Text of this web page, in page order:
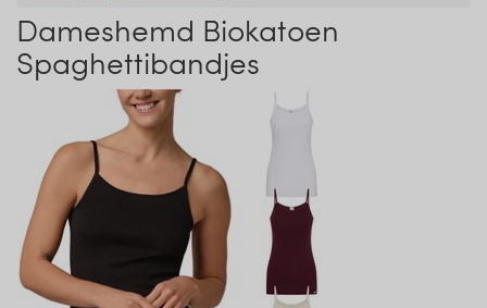
Dameshemd Biokatoen
Spaghettibandjes